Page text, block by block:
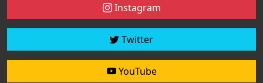
Instagram
Twitter
YouTube